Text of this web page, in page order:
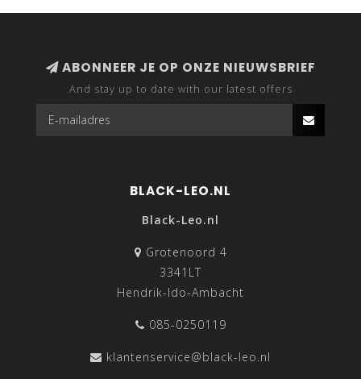
ABONNEER JE OP ONZE NIEUWSBRIEF
And stay up to date with our latest offers
BLACK-LEO.NL
Black-Leo.nl
Grotenoord 4
3341LT
Hendrik-Ido-Ambacht
085-0250119
klantenservice@black-leo.nl